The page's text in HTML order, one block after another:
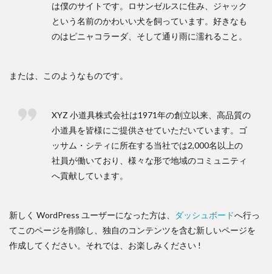
は僕のサイトです。ロサンゼルスに住み、ジャック
という名前のかわいい犬を飼っています。好きなも
のはピニャコラーダ、そして通り雨に濡れること。
または、このようなものです。
XYZ 小道具株式会社は1971年の創立以来、高品質の
小道具を皆様にご提供させていただいています。ゴ
ッサム・シティに所在する当社では2,000名以上の
社員が働いており、様々な形で地域のコミュニティ
へ貢献しています。
新しく WordPress ユーザーになった方は、 ダッシュボードへ行っ
てこのページを削除し、独自のコンテンツを含む新しいページを
作成してください。それでは、お楽しみください !